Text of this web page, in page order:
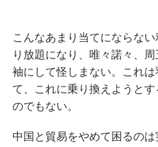
こんなあまり当てにならな
り放題になり、唯々諾々、
袖にして怪しまない。これ
て、これに乗り換えようと
のでもない。
中国と貿易をやめて困るの